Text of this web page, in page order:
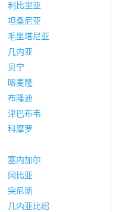
利比里亚
坦桑尼亚
毛里塔尼亚
几内亚
贝宁
喀麦隆
布隆迪
津巴布韦
科摩罗
塞内加尔
冈比亚
突尼斯
几内亚比绍